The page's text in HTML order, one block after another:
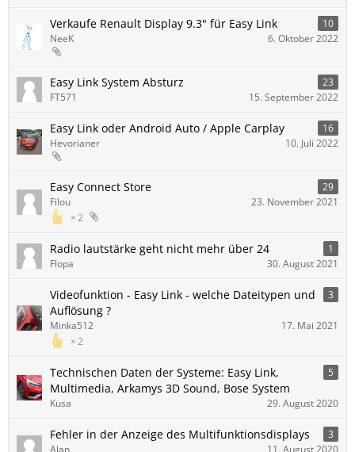
Verkaufe Renault Display 9.3" für Easy Link
10
NeeK
6. Oktober 2022
Easy Link System Absturz
23
FT571
15. September 2022
Easy Link oder Android Auto / Apple Carplay
16
Hevorianer
10. Juli 2022
Easy Connect Store 29
2
Filou 23. November 2021
Radio lautstärke geht nicht mehr über 24
1
Flopa
30. August 2021
Videofunktion - Easy Link - welche Dateitypen und
Auflösung ?
3
2
Minka512 17. Mai 2021
Technischen Daten der Systeme: Easy Link,
Multimedia, Arkamys 3D Sound, Bose System
5
Kusa 29. August 2020
Fehler in der Anzeige des Multifunktionsdisplays
3
Alan
11. August 2020